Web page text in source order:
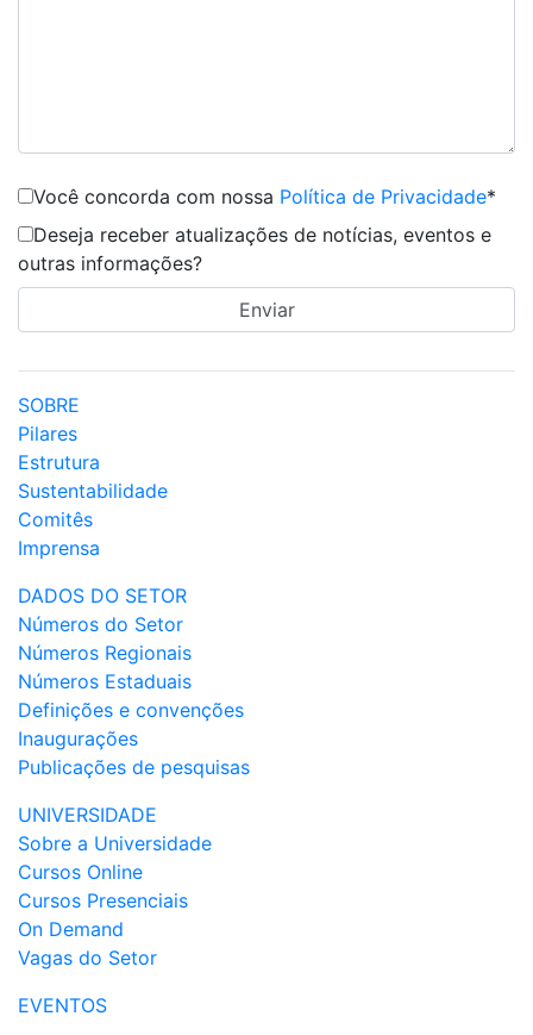
Você concorda com nossa Política de Privacidade*
Deseja receber atualizações de notícias, eventos e
outras informações?
SOBRE
Pilares
Estrutura
Sustentabilidade
Comitês
Imprensa
DADOS DO SETOR
Números do Setor
Números Regionais
Números Estaduais
Definições e convenções
Inaugurações
Publicações de pesquisas
UNIVERSIDADE
Sobre a Universidade
Cursos Online
Cursos Presenciais
On Demand
Vagas do Setor
EVENTOS